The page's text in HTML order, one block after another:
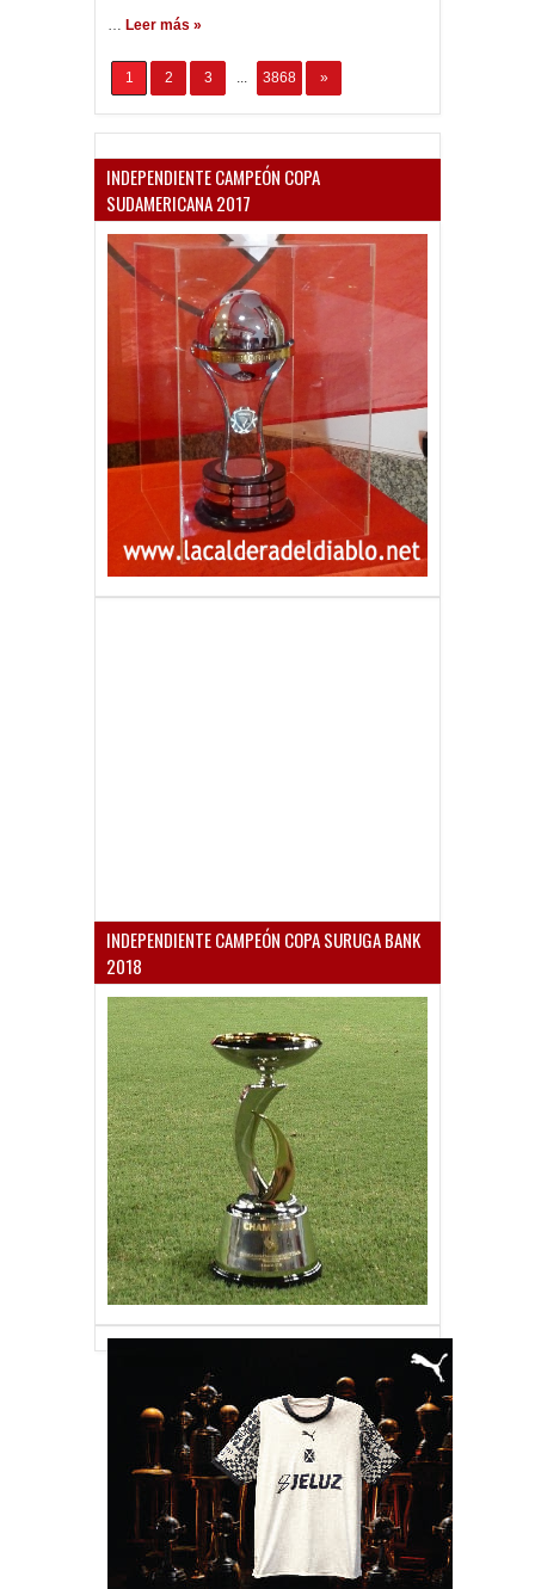
… Leer más »
1 2 3 ... 3868 »
INDEPENDIENTE CAMPEÓN COPA
SUDAMERICANA 2017
INDEPENDIENTE CAMPEÓN COPA SURUGA BANK
2018